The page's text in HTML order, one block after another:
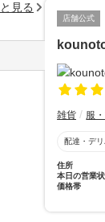
店舗公式
雑貨 服
配達・デ
住所
本日の営業
価格帯
見る